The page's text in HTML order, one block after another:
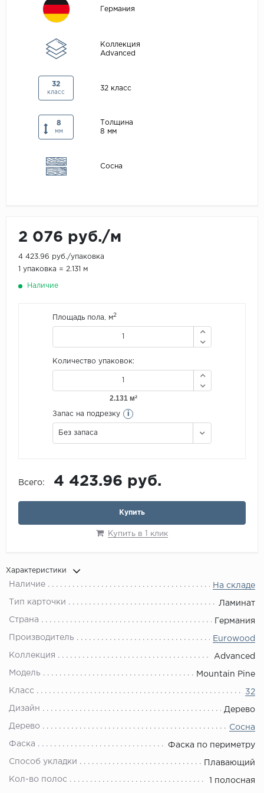
Германия
Коллекция
Advanced
32
класс
32 класс
8
мм
Толщина
8 мм
Сосна
2 076 руб./м
4 423.96 руб./упаковка
1 упаковка = 2.131 м
Наличие
Площадь пола, м2
Количество упаковок:
Запас на подрезку i
Без запаса
Всего: 4 423.96 руб.
Купить
Купить в 1 клик
Характеристики
Наличие На складе
Тип карточки Ламинат
Страна Германия
Производитель Eurowood
Коллекция Advanced
Модель Mountain Pine
Класс 32
Дизайн Дерево
Дерево Сосна
Фаска Фаска по периметру
Способ укладки Плавающий
Кол-во полос 1 полосная